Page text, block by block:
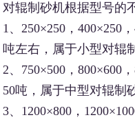
对辊制砂机根据型号的
1、250×250，400×250
吨左右，属于小型对辊
2、750×500，800×600
50吨，属于中型对辊制
3、1200×800，